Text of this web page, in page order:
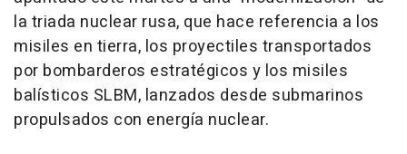
la triada nuclear rusa, que hace referencia a los
misiles en tierra, los proyectiles transportados
por bombarderos estratégicos y los misiles
balísticos SLBM, lanzados desde submarinos
propulsados con energía nuclear.